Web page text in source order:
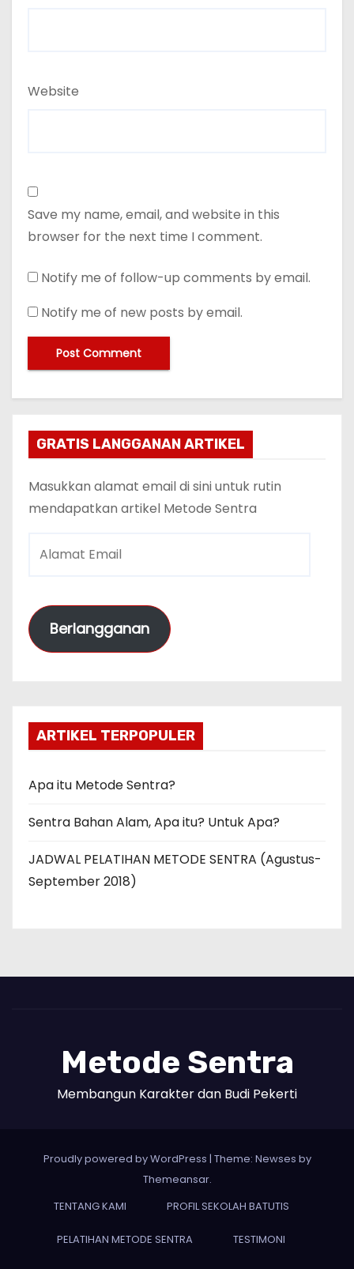
Website
Save my name, email, and website in this
browser for the next time I comment.
Notify me of follow-up comments by email.
Notify me of new posts by email.
GRATIS LANGGANAN ARTIKEL
Masukkan alamat email di sini untuk rutin
mendapatkan artikel Metode Sentra
m
a
a
Berlangganan
ARTIKEL TERPOPULER
Apa itu Metode Sentra?
Sentra Bahan Alam, Apa itu? Untuk Apa?
JADWAL PELATIHAN METODE SENTRA (Agustus-
September 2018)
Metode Sentra
Membangun Karakter dan Budi Pekerti
Proudly powered by WordPress | Theme: Newses by
Themeansar.
TENTANG KAMI
PROFIL SEKOLAH BATUTIS
PELATIHAN METODE SENTRA TESTIMONI